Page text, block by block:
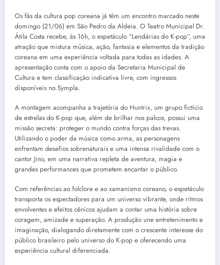
Os fãs da cultura pop coreana já têm um encontro marcado neste
domingo (21/06) em São Pedro da Aldeia. O Teatro Municipal Dr.
Átila Costa recebe, às 16h, o espetáculo “Lendárias do K-pop”, uma
atração que mistura música, ação, fantasia e elementos da tradição
coreana em uma experiência voltada para todas as idades. A
apresentação conta com o apoio da Secretaria Municipal de
Cultura e tem classificação indicativa livre, com ingressos
disponíveis no Sympla.
A montagem acompanha a trajetória do Huntrix, um grupo fictício
de estrelas do K-pop que, além de brilhar nos palcos, possui uma
missão secreta: proteger o mundo contra forças das trevas.
Utilizando o poder da música como arma, as personagens
enfrentam desafios sobrenaturais e uma intensa rivalidade com o
cantor Jino, em uma narrativa repleta de aventura, magia e
grandes performances que prometem encantar o público.
Com referências ao folclore e ao xamanismo coreano, o espetáculo
transporta os espectadores para um universo vibrante, onde ritmos
envolventes e efeitos cênicos ajudam a contar uma história sobre
coragem, amizade e superação. A produção une entretenimento e
imaginação, dialogando diretamente com o crescente interesse do
público brasileiro pelo universo do K-pop e oferecendo uma
experiência cultural diferenciada.